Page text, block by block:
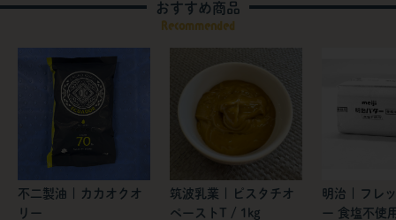
おすすめ商品
Recommended
不二製油 | カカオクオ
リー
筑波乳業 | ピスタチオ
ペーストT / 1kg
明治 | フレ
ー 食塩不使